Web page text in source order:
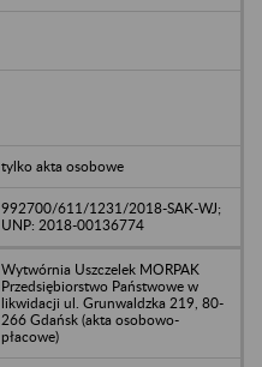
tylko akta osobowe
992700/611/1231/2018-SAK-WJ;
UNP: 2018-00136774
Wytwórnia Uszczelek MORPAK
Przedsiębiorstwo Państwowe w
likwidacji ul. Grunwaldzka 219, 80-
266 Gdańsk (akta osobowo-
płacowe)